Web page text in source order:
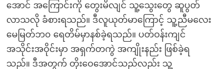
အောင် အကြောင်းကို တွေးမိလျင် သူ့သွေးတွေ ဆူပွတ်
လာသလို ခံစားရသည်။ ဒီလူယုတ်မာကြောင့် သူ့ညီမလေး
မေမြတ်ဘ၀ ရေတိမ်မှာနစ်ခဲ့ရသည်။ ပတ်ဝန်းကျင်
အသိုင်းအဝိုင်းမှာ အရှက်တကွဲ အကျိုးနည်း ဖြစ်ခဲ့ရ
သည်။ ဒီအတွက် တိုးဝေအောင်သည်လည်း သူ့